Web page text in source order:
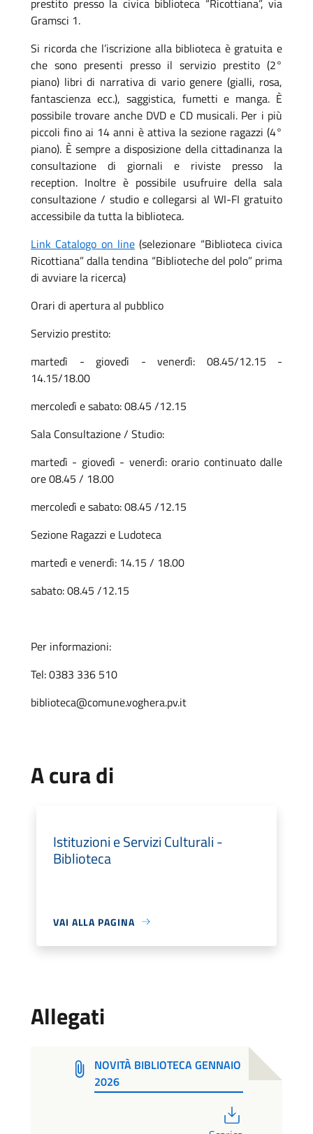
Gramsci 1.
Si ricorda che l’iscrizione alla biblioteca è gratuita e
che sono presenti presso il servizio prestito (2°
piano) libri di narrativa di vario genere (gialli, rosa,
fantascienza ecc.), saggistica, fumetti e manga. È
possibile trovare anche DVD e CD musicali. Per i più
piccoli fino ai 14 anni è attiva la sezione ragazzi (4°
piano). È sempre a disposizione della cittadinanza la
consultazione di giornali e riviste presso la
reception. Inoltre è possibile usufruire della sala
consultazione / studio e collegarsi al WI-FI gratuito
accessibile da tutta la biblioteca.
Link Catalogo on line (selezionare “Biblioteca civica
Ricottiana” dalla tendina “Biblioteche del polo” prima
di avviare la ricerca)
Orari di apertura al pubblico
Servizio prestito:
martedì - giovedì - venerdì: 08.45/12.15 -
14.15/18.00
mercoledì e sabato: 08.45 /12.15
Sala Consultazione / Studio:
martedì - giovedì - venerdì: orario continuato dalle
ore 08.45 / 18.00
mercoledì e sabato: 08.45 /12.15
Sezione Ragazzi e Ludoteca
martedì e venerdì: 14.15 / 18.00
sabato: 08.45 /12.15
Per informazioni:
Tel: 0383 336 510
biblioteca@comune.voghera.pv.it
A cura di
Istituzioni e Servizi Culturali -
Biblioteca
VAI ALLA PAGINA
Allegati
NOVITÀ BIBLIOTECA GENNAIO
2026